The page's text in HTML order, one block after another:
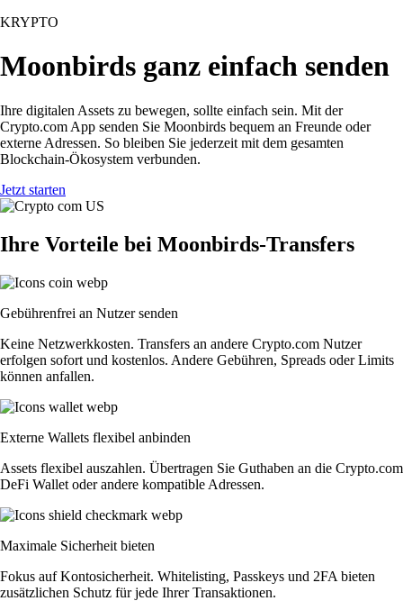
KRYPTO
Moonbirds ganz einfach senden
Ihre digitalen Assets zu bewegen, sollte einfach sein. Mit der
Crypto.com App senden Sie Moonbirds bequem an Freunde oder
externe Adressen. So bleiben Sie jederzeit mit dem gesamten
Blockchain-Ökosystem verbunden.
Jetzt starten
Ihre Vorteile bei Moonbirds-Transfers
Gebührenfrei an Nutzer senden
Keine Netzwerkkosten. Transfers an andere Crypto.com Nutzer
erfolgen sofort und kostenlos. Andere Gebühren, Spreads oder Limits
können anfallen.
Externe Wallets flexibel anbinden
Assets flexibel auszahlen. Übertragen Sie Guthaben an die Crypto.com
DeFi Wallet oder andere kompatible Adressen.
Maximale Sicherheit bieten
Fokus auf Kontosicherheit. Whitelisting, Passkeys und 2FA bieten
zusätzlichen Schutz für jede Ihrer Transaktionen.